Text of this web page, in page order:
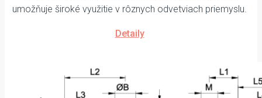
umožňuje široké využitie v rôznych odvetviach priemyslu.
Detaily